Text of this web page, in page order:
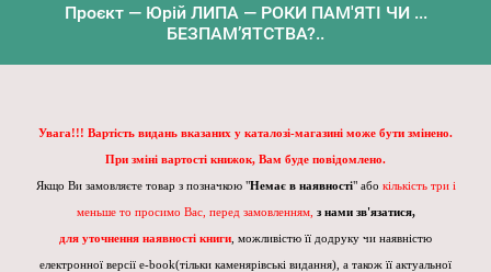
Проєкт — Юрій ЛИПА — РОКИ ПАМ'ЯТІ ЧИ ...
БЕЗПАМ’ЯТСТВА?..
Увага!!! Вартість видань вказаних у каталозі-магазині може бути змінено.
При зміні вартості книжок, Вам буде повідомлено.
Якщо Ви замовляєте товар з позначкою "Немає в наявності" або кількість три і
меньше то просимо Вас, перед замовленням, з нами зв'язатися,
для уточнення наявності книги , можливістю її додруку чи наявністю
електронної версії e-book(тільки каменярівські видання), а також її актуальної